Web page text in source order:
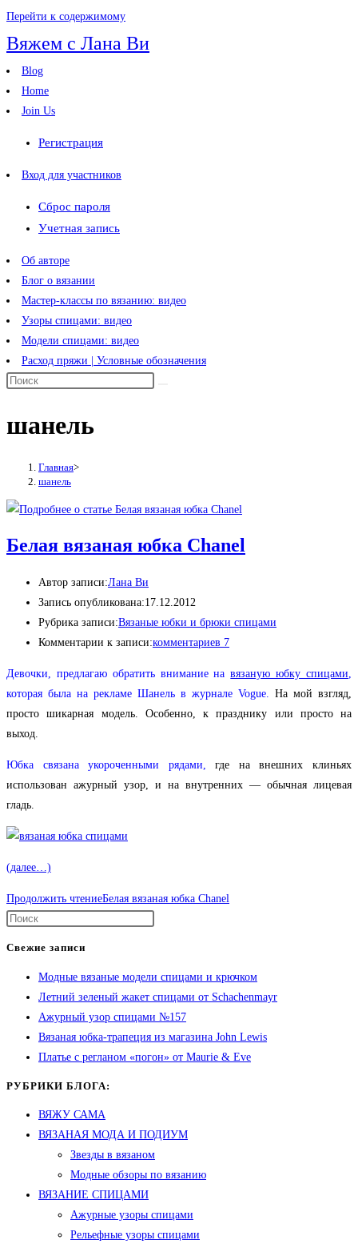
Перейти к содержимому
Вяжем с Лана Ви
Blog
Home
Join Us
Регистрация
Вход для участников
Сброс пароля
Учетная запись
Об авторе
Блог о вязании
Мастер-классы по вязанию: видео
Узоры спицами: видео
Модели спицами: видео
Расход пряжи | Условные обозначения
шанель
Главная>
шанель
Белая вязаная юбка Chanel
Автор записи:Лана Ви
Запись опубликована:17.12.2012
Рубрика записи:Вязаные юбки и брюки спицами
Комментарии к записи:комментариев 7
Девочки, предлагаю обратить внимание навязаную юбку спицами,
которая была на рекламе Шанель в журнале Vogue. На мой взгляд,
просто шикарная модель. Особенно, к празднику или просто на
выход.
Юбка связана укороченными рядами, где на внешних клиньях
использован ажурный узор, и на внутренних — обычная лицевая
гладь.
(далее…)
Продолжить чтениеБелая вязаная юбка Chanel
Свежие записи
Модные вязаные модели спицами и крючком
Летний зеленый жакет спицами от Schachenmayr
Ажурный узор спицами №157
Вязаная юбка-трапеция из магазина John Lewis
Платье с регланом «погон» от Maurie & Eve
РУБРИКИ БЛОГА:
ВЯЖУ САМА
ВЯЗАНАЯ МОДА И ПОДИУМ
Звезды в вязаном
Модные обзоры по вязанию
ВЯЗАНИЕ СПИЦАМИ
Ажурные узоры спицами
Рельефные узоры спицами